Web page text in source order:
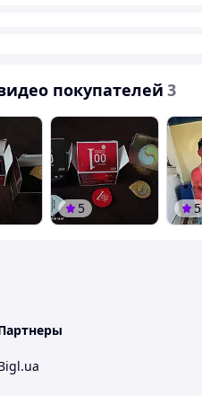
покупателей 3
5 5